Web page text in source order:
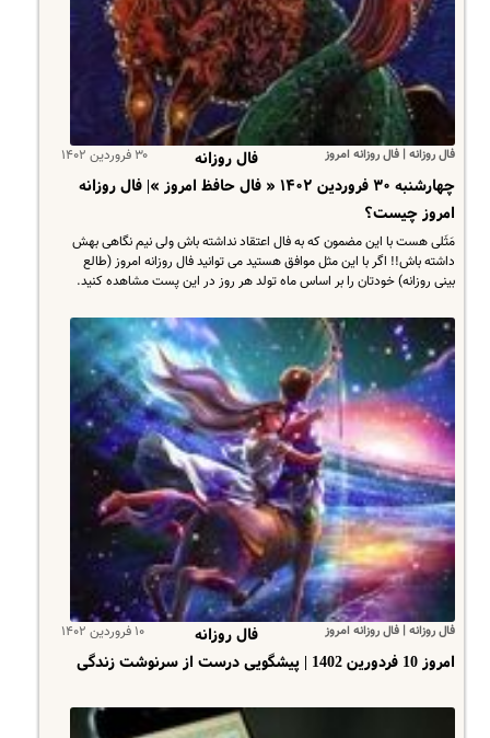
فال روزانه | فال روزانه امروز ۳۰ فروردین ۱۴۰۲
فال روزانه
چهارشنبه ۳۰ فروردین ۱۴۰۲ « فال حافظ امروز »| فال روزانه
امروز چیست؟
مَثَلی هست با این مضمون که به فال اعتقاد نداشته باش ولی نیم نگاهی بهش
داشته باش!! اگر با این مثل موافق هستید می توانید فال روزانه امروز (طالع
بینی روزانه) خودتان را بر اساس ماه تولد هر روز در این پست مشاهده کنید.
فال روزانه | فال روزانه امروز ۱۰ فروردین ۱۴۰۲
فال روزانه
امروز 10 فردورین 1402 | پیشگویی درست از سرنوشت زندگی